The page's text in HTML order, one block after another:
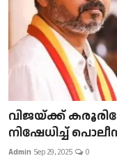
വിജയ്ക്ക്
നിഷേധിച്ച്
Admin Sep 29, 2025 0